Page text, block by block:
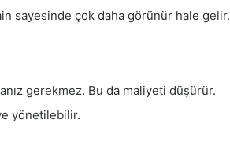
sayesinde çok daha görünür hale gelir.
gerekmez. Bu da maliyeti düşürür.
yönetilebilir.